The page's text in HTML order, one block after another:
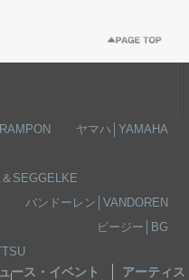
ヤマハ│YAMAHA
SEGGELKE
バンドーレン│VANDOREN
ビージー│BG
ース・イベント
アーティ